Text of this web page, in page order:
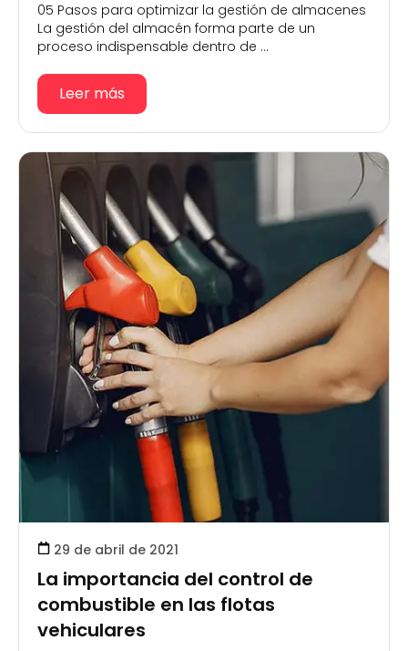
05 Pasos para optimizar la gestión de almacenes
La gestión del almacén forma parte de un
proceso indispensable dentro de ...
Leer más
29 de abril de 2021
La importancia del control de
combustible en las flotas
vehiculares